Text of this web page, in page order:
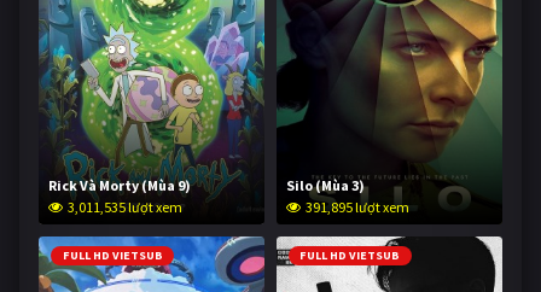
Rick Và Morty (Mùa 9)
3,011,535 lượt xem
Silo (Mùa 3)
391,895 lượt xem
FULL HD VIETSUB FULL HD VIETSUB